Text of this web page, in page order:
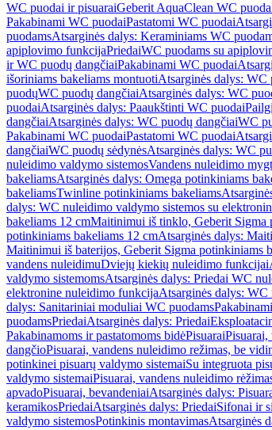
WC puodai ir pisuaraiGeberit AquaClean WC
Pakabinami WC puodaiPastatomi WC puodai
puodamsAtsarginės dalys: Keraminiams WC
apiplovimo funkcijaPriedaiWC puodams su
ir WC puodų dangčiaiPakabinami WC puodai
išoriniams bakeliams montuotiAtsarginės dalys: WC
puodųWC puodų dangčiaiAtsarginės dalys: WC
puodaiAtsarginės dalys: Paaukštinti WC puodai
dangčiaiAtsarginės dalys: WC puodų dangčiaiWC
Pakabinami WC puodaiPastatomi WC puodai
dangčiaiWC puodų sėdynėsAtsarginės dalys: WC
nuleidimo valdymo sistemosVandens nuleidimo
bakeliamsAtsarginės dalys: Omega potinkiniams
bakeliamsTwinline potinkiniams bakeliams
dalys: WC nuleidimo valdymo sistemos su
bakeliams 12 cmMaitinimui iš tinklo, Geberit Sigma
potinkiniams bakeliams 12 cmAtsarginės dalys:
Maitinimui iš baterijos, Geberit Sigma potinkiniams
vandens nuleidimuDviejų kiekių nuleidimo funkcijai
valdymo sistemomsAtsarginės dalys: Priedai WC
elektronine nuleidimo funkcijaAtsarginės dalys:
dalys: Sanitariniai moduliai WC puodams
puodamsPriedaiAtsarginės dalys: Priedai
Pakabinamoms ir pastatomoms bidėPisuaraiPisuarai,
dangčioPisuarai, vandens nuleidimo režimas, be
potinkinei pisuarų valdymo sistemaiSu integruota
valdymo sistemaiPisuarai, vandens nuleidimo
apvadoPisuarai, bevandeniaiAtsarginės dalys:
keramikosPriedaiAtsarginės dalys: PriedaiSifonai ir
valdymo sistemosPotinkinis montavimasAtsarginės